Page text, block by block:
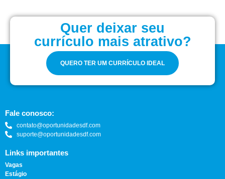
Quer deixar seu
currículo mais atrativo?
QUERO TER UM CURRÍCULO IDEAL
Fale conosco:
contato@oportunidadesdf.com
suporte@oportunidadesdf.com
Links importantes
Vagas
Estágio